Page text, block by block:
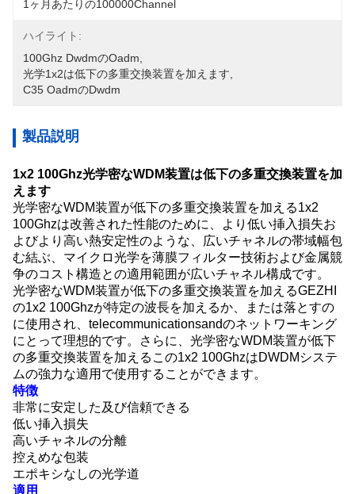
1ヶ月あたりの100000Channel
ハイライト:
100Ghz Dwdmのoadm
光学1x2は低下の多重交換装置を加えます
C35 Oadmのdwdm
製品説明
1x2 100Ghz光学密なWDM装置は低下の多重交換装置を加
えます
光学密なWDM装置が低下の多重交換装置を加える1x2
100Ghzは改善された性能のために、より低い挿入損失お
よびより高い熱安定性のような、
広いチャネルの帯域幅包
む結ぶ
マイクロ光学を薄膜フィルター技術および金属競
争のコスト構造との適用範囲が広いチャネル構成です。
光学密なWDM装置が低下の多重交換装置を加えるGEZHI
の1x2 100Ghzが特定の波長を加えるか、または落とすの
に使用され、telecommunicationsandのネットワーキング
にとって理想的です。さらに、光学密なWDM装置が低下
の多重交換装置を加えるこの1x2 100GhzはDWDMシステ
ムの強力な適用で使用することができます。
特徴
非常に安定した及び信頼できる
低い挿入損失
高いチャネルの分離
控えめな包装
エポキシなしの光学道
適用